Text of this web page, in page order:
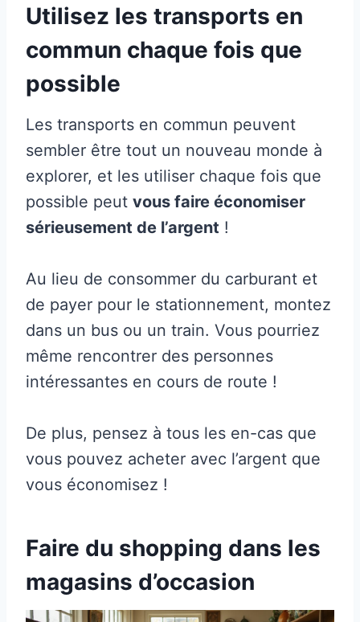
Utilisez les transports en
commun chaque fois que
possible
Les transports en commun peuvent
sembler être tout un nouveau monde à
explorer, et les utiliser chaque fois que
possible peut vous faire économiser
sérieusement de l’argent !
Au lieu de consommer du carburant et
de payer pour le stationnement, montez
dans un bus ou un train. Vous pourriez
même rencontrer des personnes
intéressantes en cours de route !
De plus, pensez à tous les en-cas que
vous pouvez acheter avec l’argent que
vous économisez !
Faire du shopping dans les
magasins d’occasion